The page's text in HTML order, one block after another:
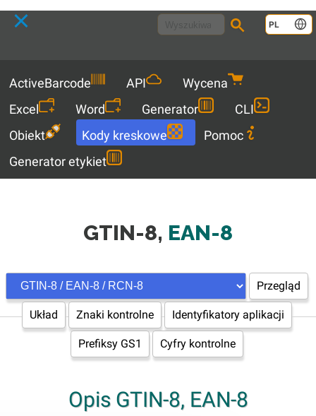
PL
ActiveBarcode API
Wycena
Excel
Word Generator
CLI
Obiekt
Kody kreskowe
Pomoc
Generator etykiet
GTIN-8, EAN-8
Przegląd
Układ Znaki kontrolne Identyfikatory aplikacji
Prefiksy GS1 Cyfry kontrolne
Opis GTIN-8, EAN-8